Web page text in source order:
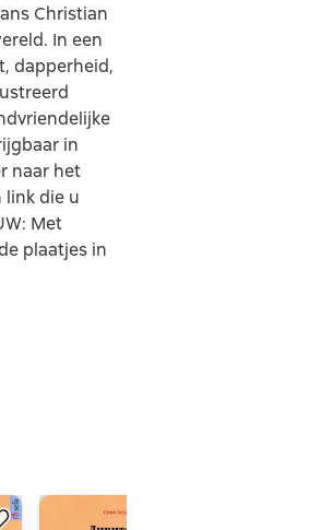
Christian
In een
dapperheid,
in
naar het
link die u
Met
plaatjes in